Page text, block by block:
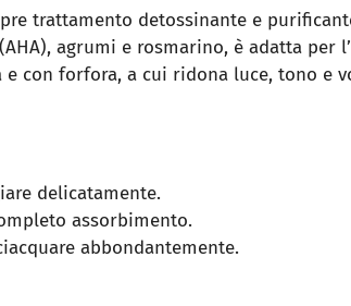
pre trattamento detossinante e
agrumi e rosmarino, è adatta per
con forfora, a cui ridona luce, tono e
delicatamente.
assorbimento.
abbondantemente.